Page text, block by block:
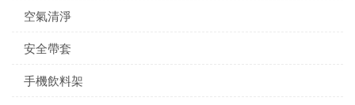
空氣清淨
安全帶套
手機飲料架